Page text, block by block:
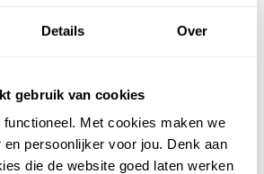
Details Over
gebruik van cookies
Met cookies maken we
persoonlijker voor jou. Denk aan
die de website goed laten werken